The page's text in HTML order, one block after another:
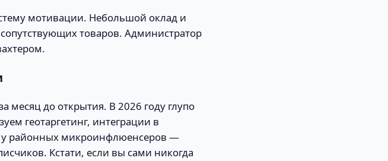
мотивации. Небольшой оклад и
товаров. Администратор
месяц до открытия. В 2026 году глупо
геотаргетинг, интеграции в
районных микроинфлюенсеров —
Кстати, если вы сами никогда